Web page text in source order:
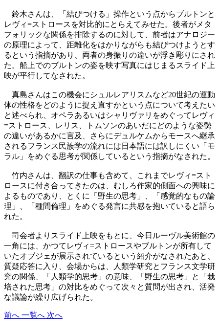
鈴木さんは、「結びつける」操作という点からブルトンと
レヴィ=ストロースを対比的にとらえてみせた。後者がメタ
フォリックな関係を排除するのに対して、前者はアナロジー
の原理によって、距離化をはかりながらも結びつけようとす
るという指摘があり、両者の身振りの違いが浮き彫りにされ
た。船上でのブルトンの姿を映す写真にはじまるスライド上
映が平行してなされた。
真島さんはこの機会にシュルレアリスムなど20世紀の運動
体の性格をどのように捉え直すかという点について考えたい
と述べられ、オペラあるいはシャリヴァリをめぐってレヴィ
=ストロース、レリス、トムソンのあいだにどのような姿勢
の違いがあるかに言及、さらにデュルケムからモースへ継承
されるフランス民族学の流れには日本語には訳しにくい「モ
ラル」をめぐる思考が関係しているという指摘がなされた。
竹内さんは、翻訳の仕事も含めて、これまでレヴィ=スト
ロースに付き合ってきたのは、むしろ作家的側面への興味に
よるものであり、とくに「野生の思考」、「感覚的なもの論
理」、「種間倫理」をめぐる発言に共感を抱いていると語ら
れた。
司会者よりスライド上映をもとに、今日ルーヴル美術館の
一角には、かつてレヴィ=ストロースやブルトンが所有して
いたオブジェが展示されているという紹介がなされたあと、
質疑応答に入り、会場からは、人類学研究とフランス文学研
究の関係、「人類学的思考」の意味、「野生の思考」と「栽
培された思考」の対比をめぐって次々と質問が出され、活発
な議論が繰り広げられた。
前へ 一覧へ 次へ